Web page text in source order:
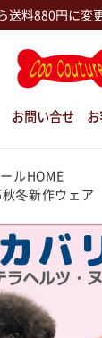
送料880円に変
お問い合せ
ルHOME
冬新作ウェア